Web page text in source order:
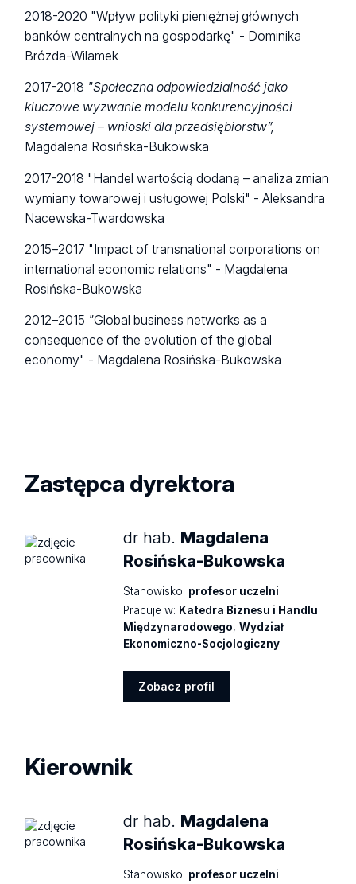
2018-2020 "Wpływ polityki pieniężnej głównych
banków centralnych na gospodarkę" - Dominika
Brózda-Wilamek
2017-2018 "Społeczna odpowiedzialność jako
kluczowe wyzwanie modelu konkurencyjności
systemowej – wnioski dla przedsiębiorstw”,
Magdalena Rosińska-Bukowska
2017-2018 "Handel wartością dodaną – analiza zmian
wymiany towarowej i usługowej Polski" - Aleksandra
Nacewska-Twardowska
2015–2017 "Impact of transnational corporations on
international economic relations" - Magdalena
Rosińska-Bukowska
2012–2015 "Global business networks as a
consequence of the evolution of the global
economy" - Magdalena Rosińska-Bukowska
Zastępca dyrektora
dr hab. Magdalena
Rosińska-Bukowska
Stanowisko: profesor uczelni
Pracuje w: Katedra Biznesu i Handlu
Międzynarodowego,Wydział
Ekonomiczno-Socjologiczny
Zobacz profil
Kierownik
dr hab. Magdalena
Rosińska-Bukowska
Stanowisko: profesor uczelni